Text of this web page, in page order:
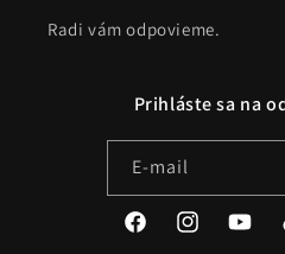
Radi vám odpovieme.
Prihláste sa na
E-mail
FacebookInstagram